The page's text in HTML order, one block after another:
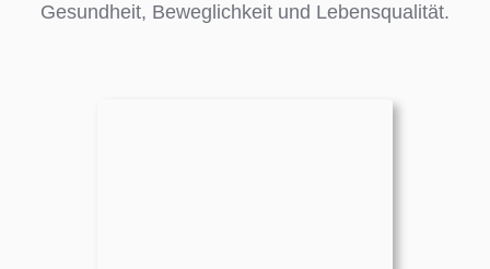
Gesundheit, Beweglichkeit und Lebensqualität.